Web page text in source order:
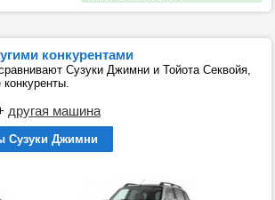
конкурентами
Сузуки Джимни и Тойота Секвойя,
другая машина
Сузуки Джимни